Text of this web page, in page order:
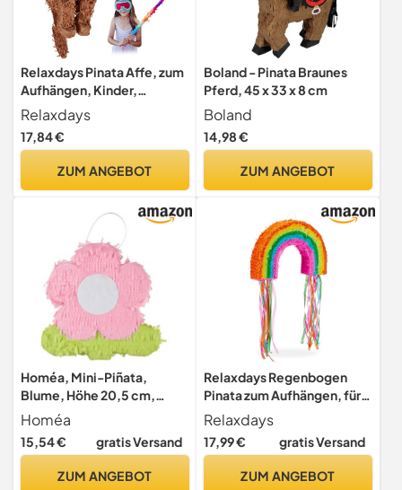
Relaxdays Pinata Affe, zum
Aufhängen, Kinder,
Mädchen & Jungen,
Geburtstag,
Dschungelparty, zum
Stück
Relaxdays
17,84 €
ZUM ANGEBOT
Boland - Pinata Braunes
Pferd, 45 x 33 x 8 cm
Boland
14,98 €
ZUM ANGEBOT
Homéa, Mini-Piñata,
Blume, Höhe 20,5 cm,
Prinzessin Natur
Homéa
15,54 € gratis Versand
ZUM ANGEBOT
Relaxdays Regenbogen
Pinata zum Aufhängen, für
Kinder, Mädchen & Jungs,
Geburtstag, zum selbst
Befüllen, Piñata, bunt
Relaxdays
17,99 € gratis Versand
ZUM ANGEBOT